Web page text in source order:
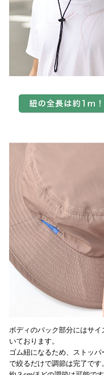
ボディのバック部分にはサ
いております。
ゴム紐になるため、ストッ
で絞るだけで調節は完了です。